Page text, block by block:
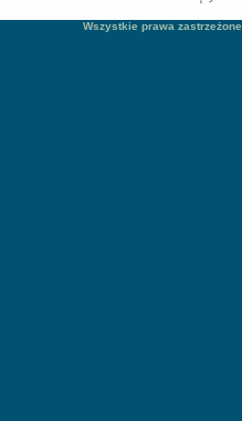
Wszystkie prawa